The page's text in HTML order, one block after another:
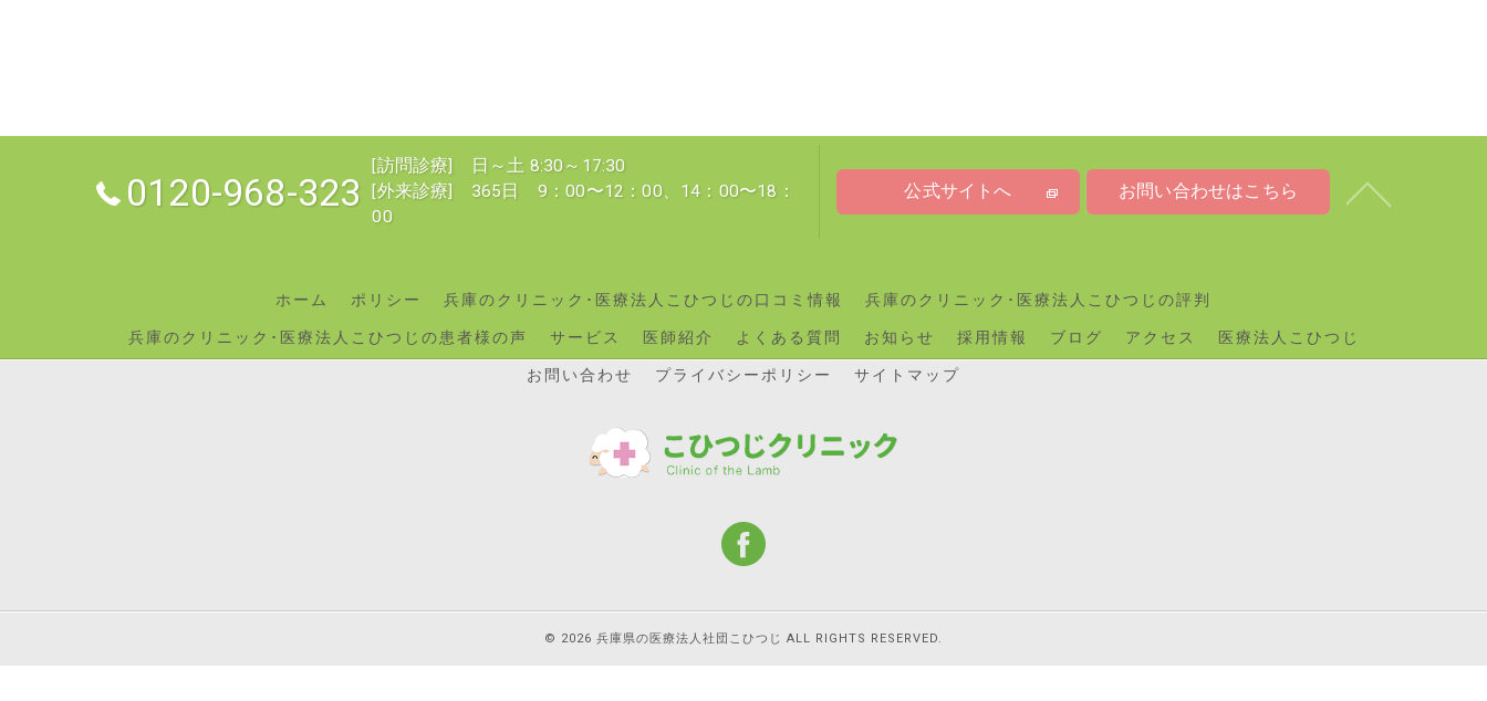
0120-968-323
[訪問診療] 日～土 8:30～17:30
[外来診療] 365日 9：00〜12：00、14：00〜18：
00
公式サイトへ お問い合わせはこちら
ホーム ポリシー 兵庫のクリニック･医療法人こひつじの口コミ情報 兵庫のクリニック･医療法人こひつじの評判
兵庫のクリニック･医療法人こひつじの患者様の声 サービス 医師紹介 よくある質問 お知らせ 採用情報 ブログ アクセス 医療法人こひつじ
お問い合わせ プライバシーポリシー サイトマップ
© 2026 兵庫県の医療法人社団こひつじ ALL RIGHTS RESERVED.